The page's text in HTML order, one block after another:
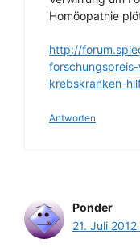
Homöopathie
http://
krebskranken-
Antworten
Ponder
21. Juli